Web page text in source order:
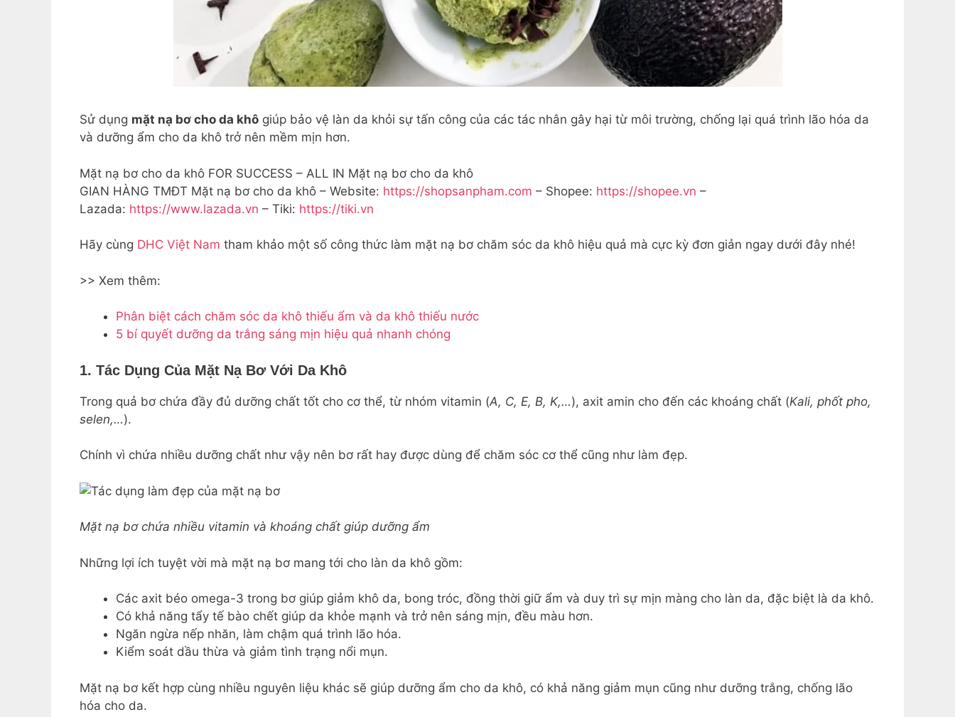
Sử dụng mặt nạ bơ cho da khô giúp bảo vệ làn da khỏi sự tấn công của các tác nhân gây hại từ môi trường, chống lại quá trình lão hóa da
và dưỡng ẩm cho da khô trở nên mềm mịn hơn.
Mặt nạ bơ cho da khô FOR SUCCESS – ALL IN Mặt nạ bơ cho da khô
GIAN HÀNG TMĐT Mặt nạ bơ cho da khô – Website: https://shopsanpham.com – Shopee: https://shopee.vn –
Lazada: https://www.lazada.vn – Tiki: https://tiki.vn
Hãy cùng DHC Việt Nam tham khảo một số công thức làm mặt nạ bơ chăm sóc da khô hiệu quả mà cực kỳ đơn giản ngay dưới đây nhé!
>> Xem thêm:
Phân biệt cách chăm sóc da khô thiếu ẩm và da khô thiếu nước
5 bí quyết dưỡng da trắng sáng mịn hiệu quả nhanh chóng
1. Tác Dụng Của Mặt Nạ Bơ Với Da Khô
Trong quả bơ chứa đầy đủ dưỡng chất tốt cho cơ thể, từ nhóm vitamin (A, C, E, B, K,…), axit amin cho đến các khoáng chất (Kali, phốt pho,
selen,…).
Chính vì chứa nhiều dưỡng chất như vậy nên bơ rất hay được dùng để chăm sóc cơ thể cũng như làm đẹp.
Mặt nạ bơ chứa nhiều vitamin và khoáng chất giúp dưỡng ẩm
Những lợi ích tuyệt vời mà mặt nạ bơ mang tới cho làn da khô gồm:
Các axit béo omega-3 trong bơ giúp giảm khô da, bong tróc, đồng thời giữ ẩm và duy trì sự mịn màng cho làn da, đặc biệt là da khô.
Có khả năng tẩy tế bào chết giúp da khỏe mạnh và trở nên sáng mịn, đều màu hơn.
Ngăn ngừa nếp nhăn, làm chậm quá trình lão hóa.
Kiểm soát dầu thừa và giảm tình trạng nổi mụn.
Mặt nạ bơ kết hợp cùng nhiều nguyên liệu khác sẽ giúp dưỡng ẩm cho da khô, có khả năng giảm mụn cũng như dưỡng trắng, chống lão
hóa cho da.